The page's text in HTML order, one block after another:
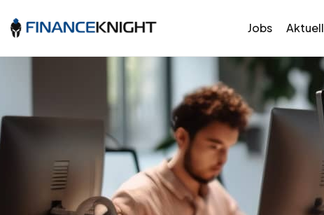
Jobs Aktuell